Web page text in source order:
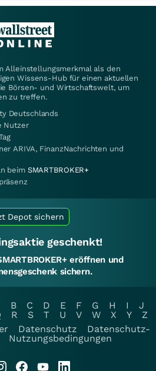
Alleinstellungsmerkmal als den
Wissens-Hub für einen aktuellen
Börsen- und Wirtschaftswelt, um
zu treffen.
Deutschlands
Nutzer
ARIVA, FinanzNachrichten und
beim SMARTBROKER+
Depot sichern
geschenkt!
eröffnen und
sichern.
B C D E F G H I
J
R S T U V W X Y
Z
Datenschutz
Datenschutz-
Nutzungsbedingungen